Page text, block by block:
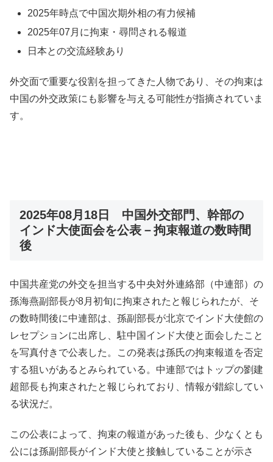
2025年時点で中国次期外相の有力候補
2025年07月に拘束・尋問される報道
日本との交流経験あり
外交面で重要な役割を担ってきた人物であり、その拘束は
中国の外交政策にも影響を与える可能性が指摘されていま
す。
2025年08月18日 中国外交部門、幹部の
インド大使面会を公表－拘束報道の数時間
後
中国共産党の外交を担当する中央対外連絡部（中連部）の
孫海燕副部長が8月初旬に拘束されたと報じられたが、そ
の数時間後に中連部は、孫副部長が北京でインド大使館の
レセプションに出席し、駐中国インド大使と面会したこと
を写真付きで公表した。この発表は孫氏の拘束報道を否定
する狙いがあるとみられている。中連部ではトップの劉建
超部長も拘束されたと報じられており、情報が錯綜してい
る状況だ。
この公表によって、拘束の報道があった後も、少なくとも
公には孫副部長がインド大使と接触していることが示さ